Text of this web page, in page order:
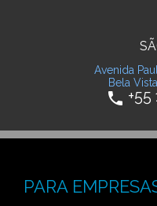
Avenida
Bela
phone +55
PARA